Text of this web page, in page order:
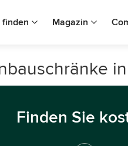
finden Magazin
Finden Sie